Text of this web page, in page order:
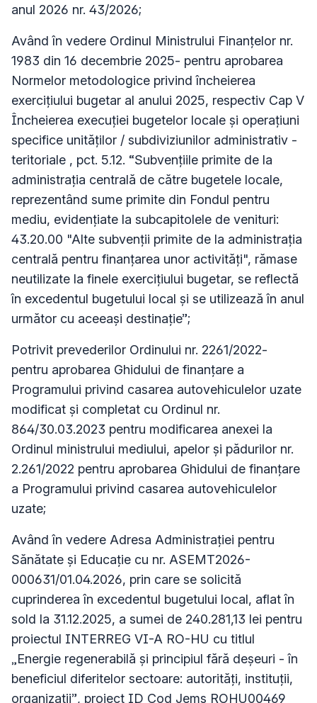
anul 2026 nr. 43/2026;
Având în vedere Ordinul Ministrului Finanțelor nr.
1983 din 16 decembrie 2025- pentru aprobarea
Normelor metodologice privind încheierea
exercițiului bugetar al anului 2025, respectiv Cap V
Încheierea execuției bugetelor locale și operațiuni
specifice unităților / subdiviziunilor administrativ -
teritoriale , pct. 5.12. “Subvenţiile primite de la
administraţia centrală de către bugetele locale,
reprezentând sume primite din Fondul pentru
mediu, evidenţiate la subcapitolele de venituri:
43.20.00 "Alte subvenţii primite de la administraţia
centrală pentru finanţarea unor activităţi", rămase
neutilizate la finele exerciţiului bugetar, se reflectă
în excedentul bugetului local şi se utilizează în anul
următor cu aceeaşi destinaţie”;
Potrivit prevederilor Ordinului nr. 2261/2022-
pentru aprobarea Ghidului de finanțare a
Programului privind casarea autovehiculelor uzate
modificat și completat cu Ordinul nr.
864/30.03.2023 pentru modificarea anexei la
Ordinul ministrului mediului, apelor și pădurilor nr.
2.261/2022 pentru aprobarea Ghidului de finanțare
a Programului privind casarea autovehiculelor
uzate;
Având în vedere Adresa Administrației pentru
Sănătate și Educație cu nr. ASEMT2026-
000631/01.04.2026, prin care se solicită
cuprinderea în excedentul bugetului local, aflat în
sold la 31.12.2025, a sumei de 240.281,13 lei pentru
proiectul INTERREG VI-A RO-HU cu titlul
„Energie regenerabilă și principiul fără deșeuri - în
beneficiul diferitelor sectoare: autorități, instituții,
organizații”, proiect ID Cod Jems ROHU00469